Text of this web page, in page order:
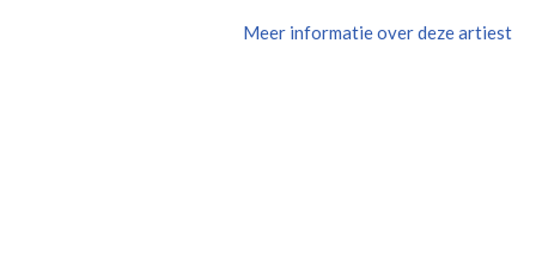
Meer informatie over deze artiest